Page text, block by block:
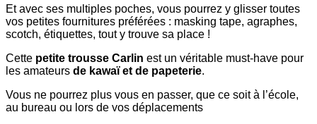
Et avec ses multiples poches, vous pourrez y glisser toutes
vos petites fournitures préférées : masking tape, agraphes,
scotch, étiquettes, tout y trouve sa place !
Cette petite trousse Carlin est un véritable must-have pour
les amateurs de kawaï et de papeterie.
Vous ne pourrez plus vous en passer, que ce soit à l’école,
au bureau ou lors de vos déplacements